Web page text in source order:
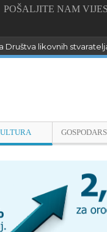
POŠALJITE NAM
likovnih stvaratelja